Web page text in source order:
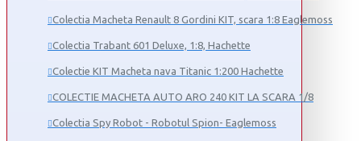
Colectia Macheta Renault 8 Gordini KIT, scara 1:8 Eaglemoss
Colectia Trabant 601 Deluxe, 1:8, Hachette
Colectie KIT Macheta nava Titanic 1:200 Hachette
COLECTIE MACHETA AUTO ARO 240 KIT LA SCARA 1/8
Colectia Spy Robot - Robotul Spion- Eaglemoss